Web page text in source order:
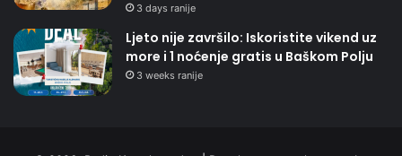
3 days ranije
Ljeto nije završilo: Iskoristite vikend uz
more i 1 noćenje gratis u Baškom Polju
3 weeks ranije